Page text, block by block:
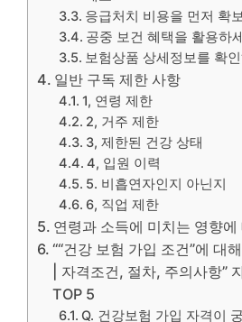
응급처치 비용을 먼저 확
공중 보건 혜택을 활용하
보험상품 상세정보를 확
일반 구독 제한 사항
1, 연령 제한
2, 거주 제한
3, 제한된 건강 상태
4, 입원 이력
5. 비흡연자인지 아닌지
6, 직업 제한
연령과 소득에 미치는 영향
““건강 보험 가입 조건”에 대
| 자격조건, 절차, 주의사항”
TOP 5
Q. 건강보험 가입 자격이